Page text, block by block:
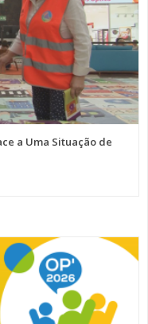
a Uma Situação de